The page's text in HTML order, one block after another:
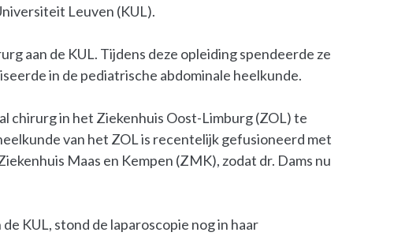
Leuven (KUL).
aan de KUL. Tijdens deze opleiding spendeerde ze
in de pediatrische abdominale heelkunde.
chirurg in het Ziekenhuis Oost-Limburg (ZOL) te
van het ZOL is recentelijk gefusioneerd met
Maas en Kempen (ZMK), zodat dr. Dams nu
KUL, stond de laparoscopie nog in haar